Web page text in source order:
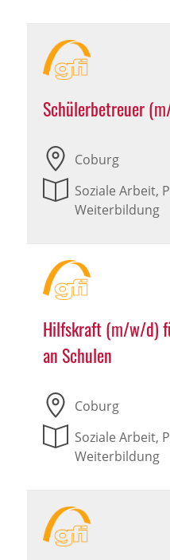
Schülerbetreuer
Coburg
Soziale Arbeit,
Weiterbildung
Hilfskraft (m/w/d)
an Schulen
Coburg
Soziale Arbeit,
Weiterbildung